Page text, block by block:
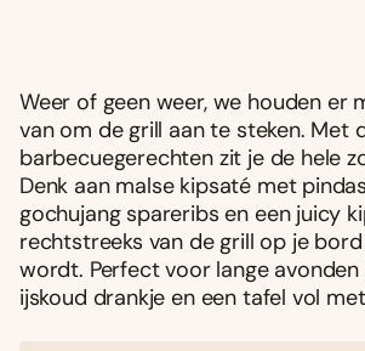
Weer of geen weer, we houden er
van om de grill aan te steken. Met
barbecuegerechten zit je de hele
Denk aan malse kipsaté met
gochujang spareribs en een juicy
rechtstreeks van de grill op je
wordt. Perfect voor lange
ijskoud drankje en een tafel vol